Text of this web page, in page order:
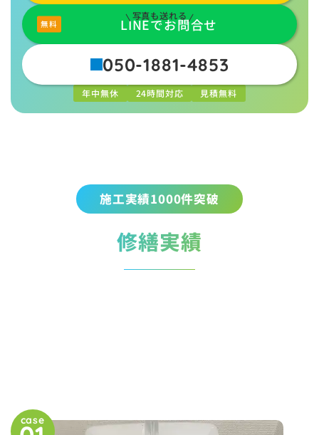
写真も送れる
LINEでお問合せ
050-1881-4853
年中無休 24時間対応 見積無料
施工実績1000件突破
修繕実績
case